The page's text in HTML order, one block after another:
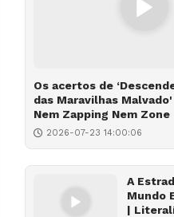
Os acertos de
das Maravilhas
Nem Zapping Nem Zone
2026-07-23 14:00:06
A
Mundo
|